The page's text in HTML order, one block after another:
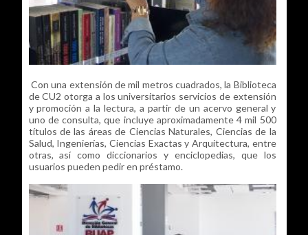
Con una extensión de mil metros cuadrados, la Biblioteca
de CU2 otorga a los universitarios servicios de extensión
y promoción a la lectura, a partir de un acervo general y
uno de consulta, que incluye aproximadamente 4 mil 500
títulos de las áreas de Ciencias Naturales, Ciencias de la
Salud, Ingenierías, Ciencias Exactas y Arquitectura, entre
otras, así como diccionarios y enciclopedias, que los
usuarios pueden pedir en préstamo.